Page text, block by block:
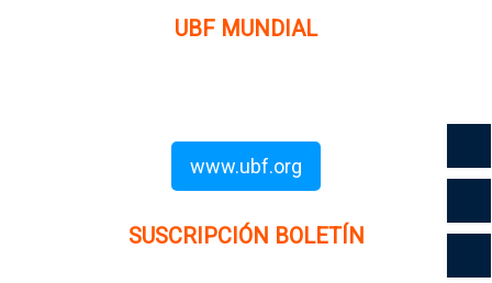
UBF MUNDIAL
www.ubf.org
SUSCRIPCIÓN BOLETÍN